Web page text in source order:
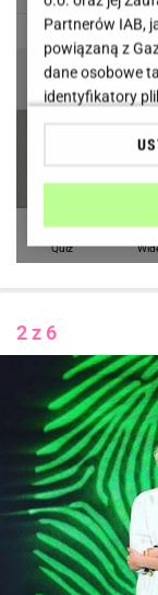
2 z 6